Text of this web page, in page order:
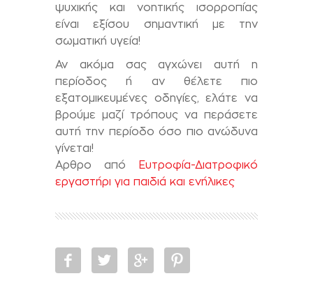
ψυχικής και νοητικής ισορροπίας
είναι εξίσου σημαντική με την
σωματική υγεία!
Αν ακόμα σας αγχώνει αυτή η
περίοδος ή αν θέλετε πιο
εξατομικευμένες οδηγίες, ελάτε να
βρούμε μαζί τρόπους να περάσετε
αυτή την περίοδο όσο πιο ανώδυνα
γίνεται!
Αρθρο από
Ευτροφία-Διατροφικό
εργαστήρι για παιδιά και ενήλικες